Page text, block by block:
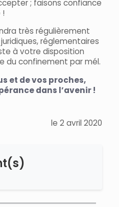
; faisons confiance
!
très régulièrement
réglementaires
à votre disposition
du confinement par mél.
et de vos proches,
dans l’avenir !
le 2 avril 2020